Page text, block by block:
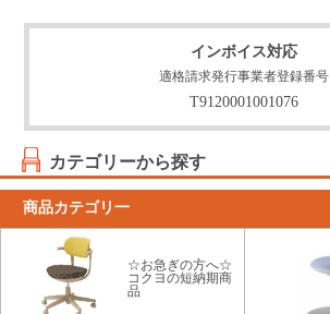
インボイス対応
適格請求発行事業者登録番号
T9120001001076
カテゴリーから探す
商品カテゴリ一
☆お急ぎの方へ☆
コクヨの短納期商
品